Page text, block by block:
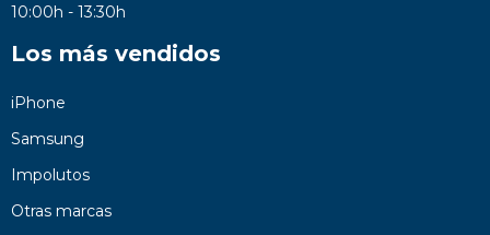
10:00h - 13:30h
Los más vendidos
iPhone
Samsung
Impolutos
Otras marcas